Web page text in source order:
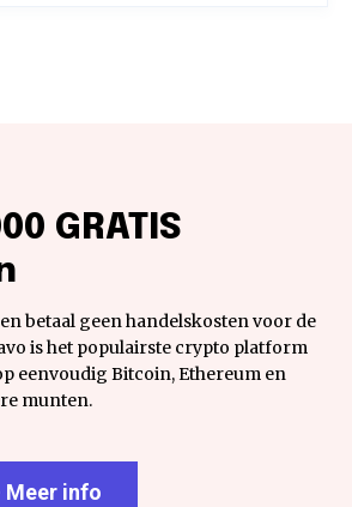
GRATIS
betaal geen handelskosten voor de
is het populairste crypto platform
eenvoudig Bitcoin, Ethereum en
munten.
Meer info